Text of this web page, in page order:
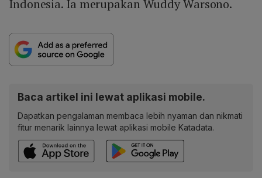
Indonesia. Ia merupakan Wuddy Warsono.
Baca artikel ini lewat aplikasi mobile.
Dapatkan pengalaman membaca lebih nyaman dan nikmati
fitur menarik lainnya lewat aplikasi mobile Katadata.